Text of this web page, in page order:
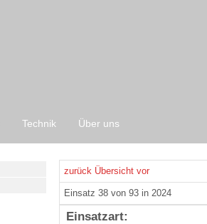
Technik Über uns
zurück Übersicht vor
Einsatz 38 von 93 in 2024
Einsatzart: